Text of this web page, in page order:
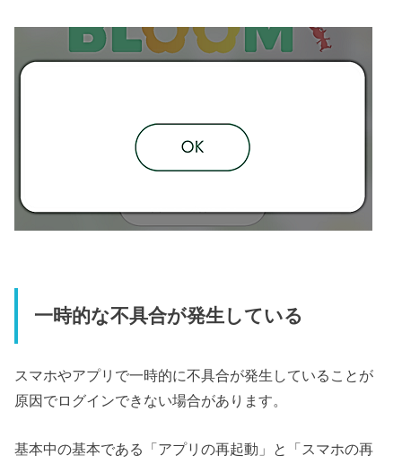
一時的な不具合が発生している
スマホやアプリで一時的に不具合が発生していることが
原因でログインできない場合があります。
基本中の基本である「アプリの再起動」と「スマホの再